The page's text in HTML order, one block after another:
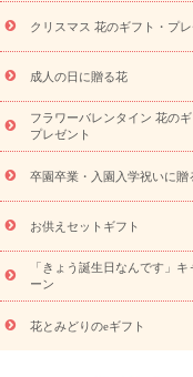
盆・初盆）
その他
ビジネス用
ご自宅用
ドフラワー
スタイル
ンド花
お祝い お供
ディ胡蝶蘭・お祝い
ミ
観葉植物
観葉植物
お祝い
お供え・お悔や
プチギフト（hanamore -
キューピットのeGfit
ド
お花の種類
お祝い お祝い・
5000円～
お祝い・
悔やみ
円～
お供え・お悔やみ
読み物
クリスマス 花のギフト・プレ
成人の日に贈る花
フラワーバレンタイン 花のギ
プレゼント
卒園卒業・入園入学祝いに贈
お供えセットギフト
「きょう誕生日なんです」キ
ーン
花とみどりのeギフト